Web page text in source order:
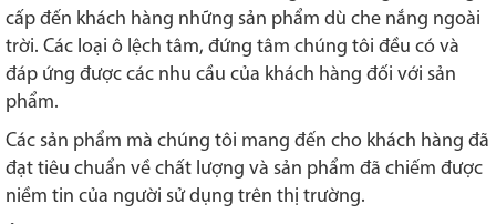
cấp đến khách hàng những sản phẩm dù che nắng ngoài
trời. Các loại ô lệch tâm, đứng tâm chúng tôi đều có và
đáp ứng được các nhu cầu của khách hàng đối với sản
phẩm.
Các sản phẩm mà chúng tôi mang đến cho khách hàng đã
đạt tiêu chuẩn về chất lượng và sản phẩm đã chiếm được
niềm tin của người sử dụng trên thị trường.